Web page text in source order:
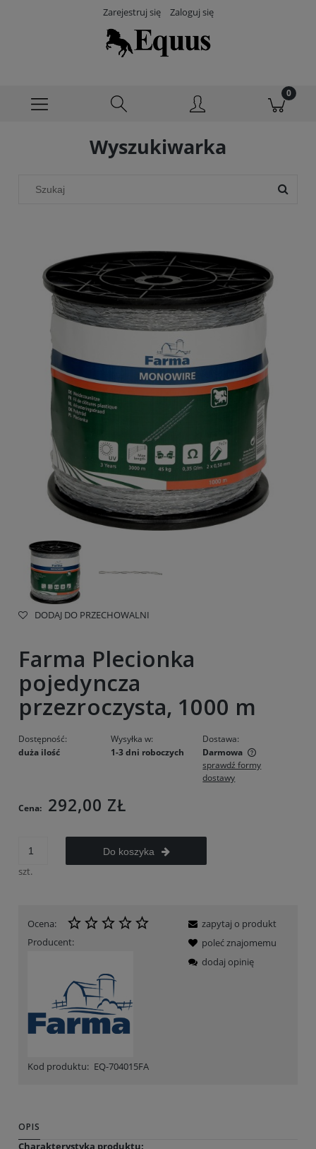
Zarejestruj się Zaloguj się
Wyszukiwarka
DODAJ DO PRZECHOWALNI
Farma Plecionka
pojedyncza
przezroczysta, 1000 m
Dostępność:
duża ilość
Wysyłka w:
1-3 dni roboczych
Dostawa:
Darmowa
Cena nie zawiera ewentualnych kosztów płatności
sprawdź formy
dostawy
Cena: 292,00 ZŁ
szt.
Do koszyka
Ocena:
Producent:
Kod produktu: EQ-704015FA
zapytaj o produkt
poleć znajomemu
dodaj opinię
OPIS
Charakterystyka produktu: